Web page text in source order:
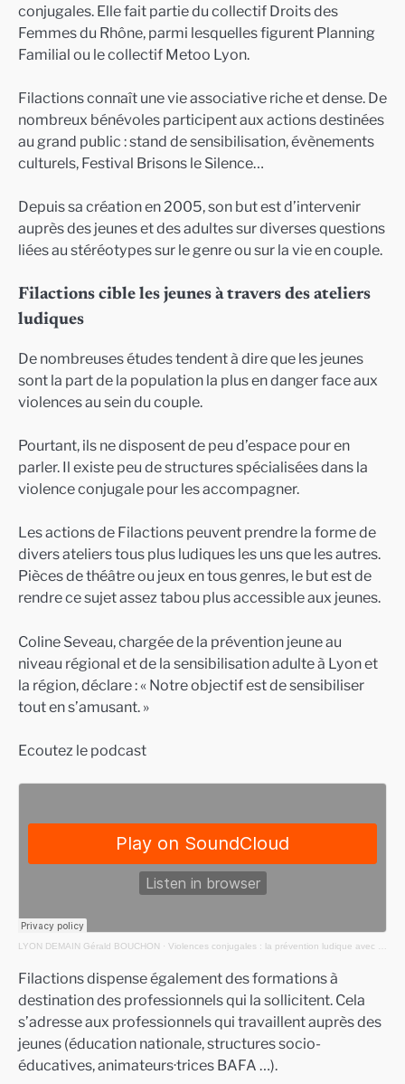
conjugales. Elle fait partie du collectif Droits des
Femmes du Rhône, parmi lesquelles figurent Planning
Familial ou le collectif Metoo Lyon.
Filactions connaît une vie associative riche et dense. De
nombreux bénévoles participent aux actions destinées
au grand public : stand de sensibilisation, évènements
culturels, Festival Brisons le Silence…
Depuis sa création en 2005, son but est d’intervenir
auprès des jeunes et des adultes sur diverses questions
liées au stéréotypes sur le genre ou sur la vie en couple.
Filactions cible les jeunes à travers des ateliers
ludiques
De nombreuses études tendent à dire que les jeunes
sont la part de la population la plus en danger face aux
violences au sein du couple.
Pourtant, ils ne disposent de peu d’espace pour en
parler. Il existe peu de structures spécialisées dans la
violence conjugale pour les accompagner.
Les actions de Filactions peuvent prendre la forme de
divers ateliers tous plus ludiques les uns que les autres.
Pièces de théâtre ou jeux en tous genres, le but est de
rendre ce sujet assez tabou plus accessible aux jeunes.
Coline Seveau, chargée de la prévention jeune au
niveau régional et de la sensibilisation adulte à Lyon et
la région, déclare : « Notre objectif est de sensibiliser
tout en s’amusant. »
Ecoutez le podcast
LYON DEMAIN Gérald BOUCHON · Violences conjugales : la prévention ludique avec Filactions
Filactions dispense également des formations à
destination des professionnels qui la sollicitent. Cela
s’adresse aux professionnels qui travaillent auprès des
jeunes (éducation nationale, structures socio-
éducatives, animateurs·trices BAFA …).